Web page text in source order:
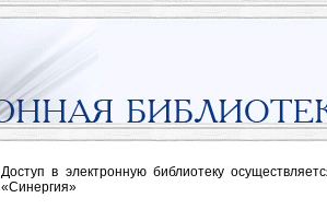
Доступ в электронную библиотеку
«Синергия»